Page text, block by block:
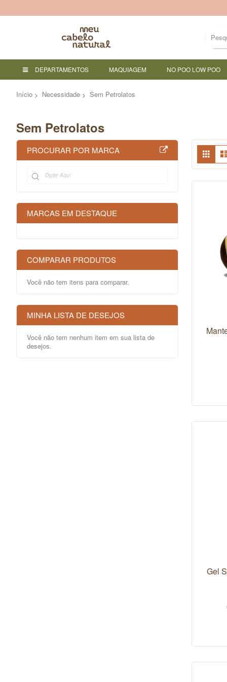
DEPARTAMENTOS MAQUIAGEM NO POO LOW POO
Início Necessidade Sem Petrolatos
Sem Petrolatos
Ver
Gel
PROCURAR POR MARCA
MARCAS EM DESTAQUE
COMPARAR PRODUTOS
Você não tem itens para comparar.
MINHA LISTA DE DESEJOS
Você não tem nenhum item em sua lista de
desejos.